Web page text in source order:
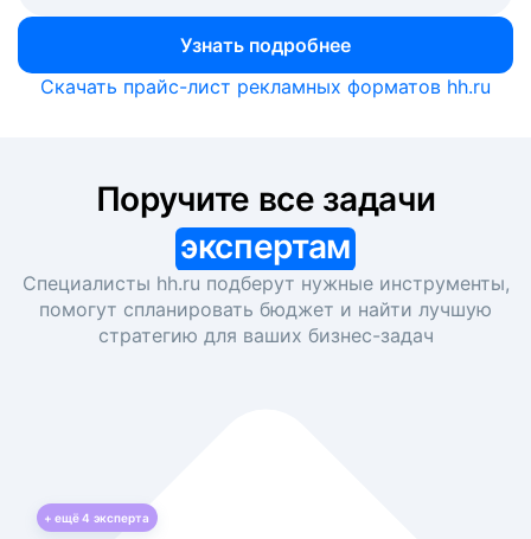
Узнать подробнее
Скачать прайс-лист рекламных форматов hh.ru
экспертам
Специалисты hh.ru подберут нужные инструменты,
помогут спланировать бюджет и найти лучшую
стратегию для ваших бизнес-задач
+ ещё4 эксперта